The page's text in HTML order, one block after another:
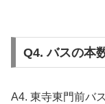
Q4. バスの本
A4. 東寺東門前バ